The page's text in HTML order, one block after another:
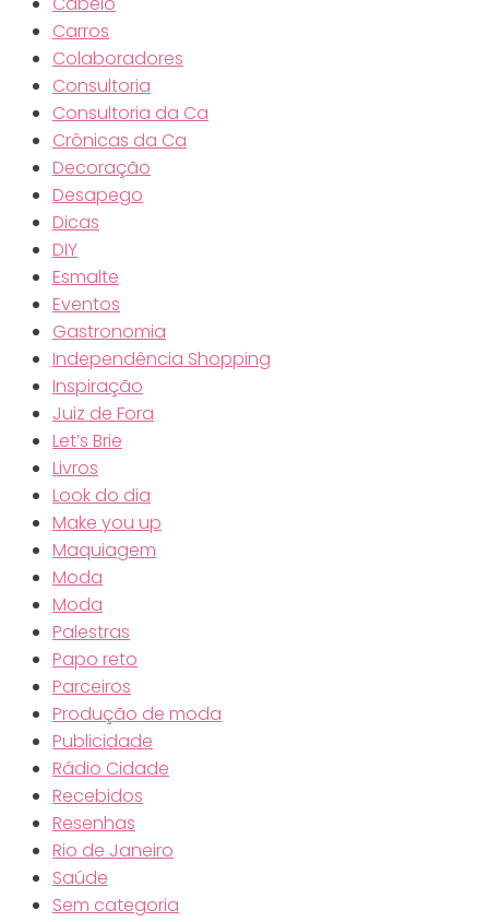
Carros
Colaboradores
Consultoria
Consultoria da Ca
Crônicas da Ca
Decoração
Desapego
Dicas
DIY
Esmalte
Eventos
Gastronomia
Independência Shopping
Inspiração
Juiz de Fora
Let’s Brie
Livros
Look do dia
Make you up
Maquiagem
Moda
Moda
Palestras
Papo reto
Parceiros
Produção de moda
Publicidade
Rádio Cidade
Recebidos
Resenhas
Rio de Janeiro
Saúde
Sem categoria